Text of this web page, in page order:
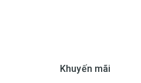
Khuyến mãi